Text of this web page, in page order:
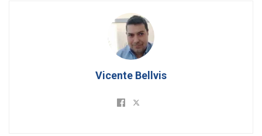
Vicente Bellvis